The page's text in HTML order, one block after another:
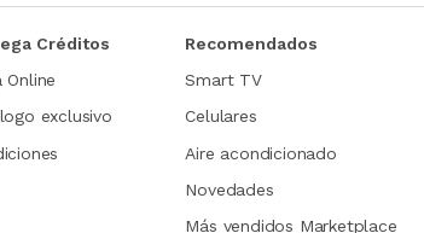
Créditos
Online
exclusivo
Recomendados
Smart TV
Celulares
Aire acondicionado
Novedades
Más vendidos Marketplace